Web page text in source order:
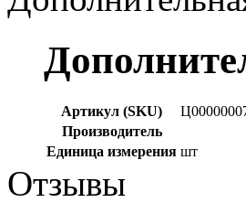
Артикул (SKU)
Производитель
Единица измерения шт
Отзывы